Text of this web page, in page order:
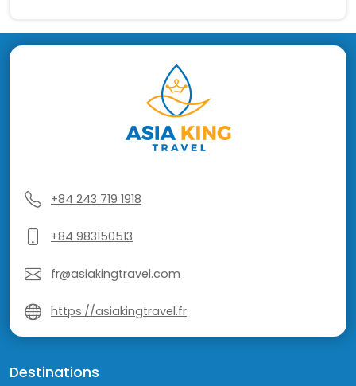
+84 243 719 1918
+84 983150513
fr@asiakingtravel.com
https://asiakingtravel.fr
Destinations